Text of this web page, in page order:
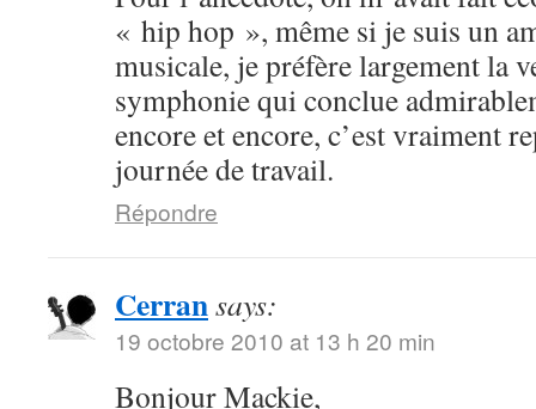
« hip hop », même si je suis un
musicale, je préfère largement la
symphonie qui conclue
encore et encore, c’est vraiment
journée de travail.
Répondre
Cerransays:
19 octobre 2010 at 13 h 20 min
Bonjour Mackie,